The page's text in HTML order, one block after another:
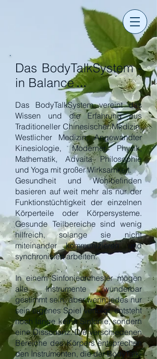
Das BodyTalkSystem -
in Balance...
Das BodyTalkSystem vereint das
Wissen und die Erfahrung aus
Traditioneller Chinesischer Medizin,
Westlicher Medizin, Angewandter
Kinesiologie, Moderner Physik,
Mathematik, Advaita Philosophie
und Yoga mit großer Wirksamkeit.
Gesundheit und Wohlbefinden
basieren auf weit mehr als nur der
Funktionstüchtigkeit der einzelnen
Körperteile oder Körpersysteme.
Gesunde Teilbereiche sind wenig
hilfreich, solange sie nicht
miteinander kommunizieren und
synchronisiert arbeiten.
In einem Sinfonieorchester mögen
alle Instrumente wunderbar
gestimmt sein, aber wenn jedes nur
sein eigenes Spiel verfolgt, entsteht
noch lange keine Sinfonie, sondern
eine Dissonanz. Die verschiedenen
Bereiche des Körpers entsprechen
den Instrumenten, die der BodyTalk-